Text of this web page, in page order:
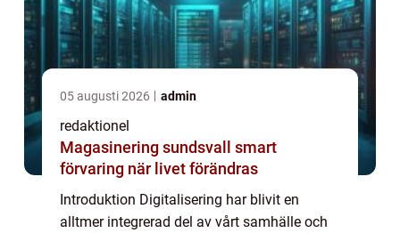
05 augusti 2026 admin
redaktionel
Magasinering sundsvall smart
förvaring när livet förändras
Introduktion Digitalisering har blivit en
alltmer integrerad del av vårt samhälle och